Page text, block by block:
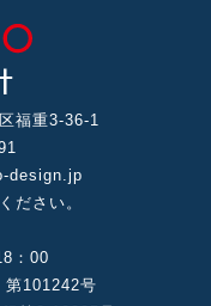
福重3-36-1
design.jp
ださい。
：00
第101242号